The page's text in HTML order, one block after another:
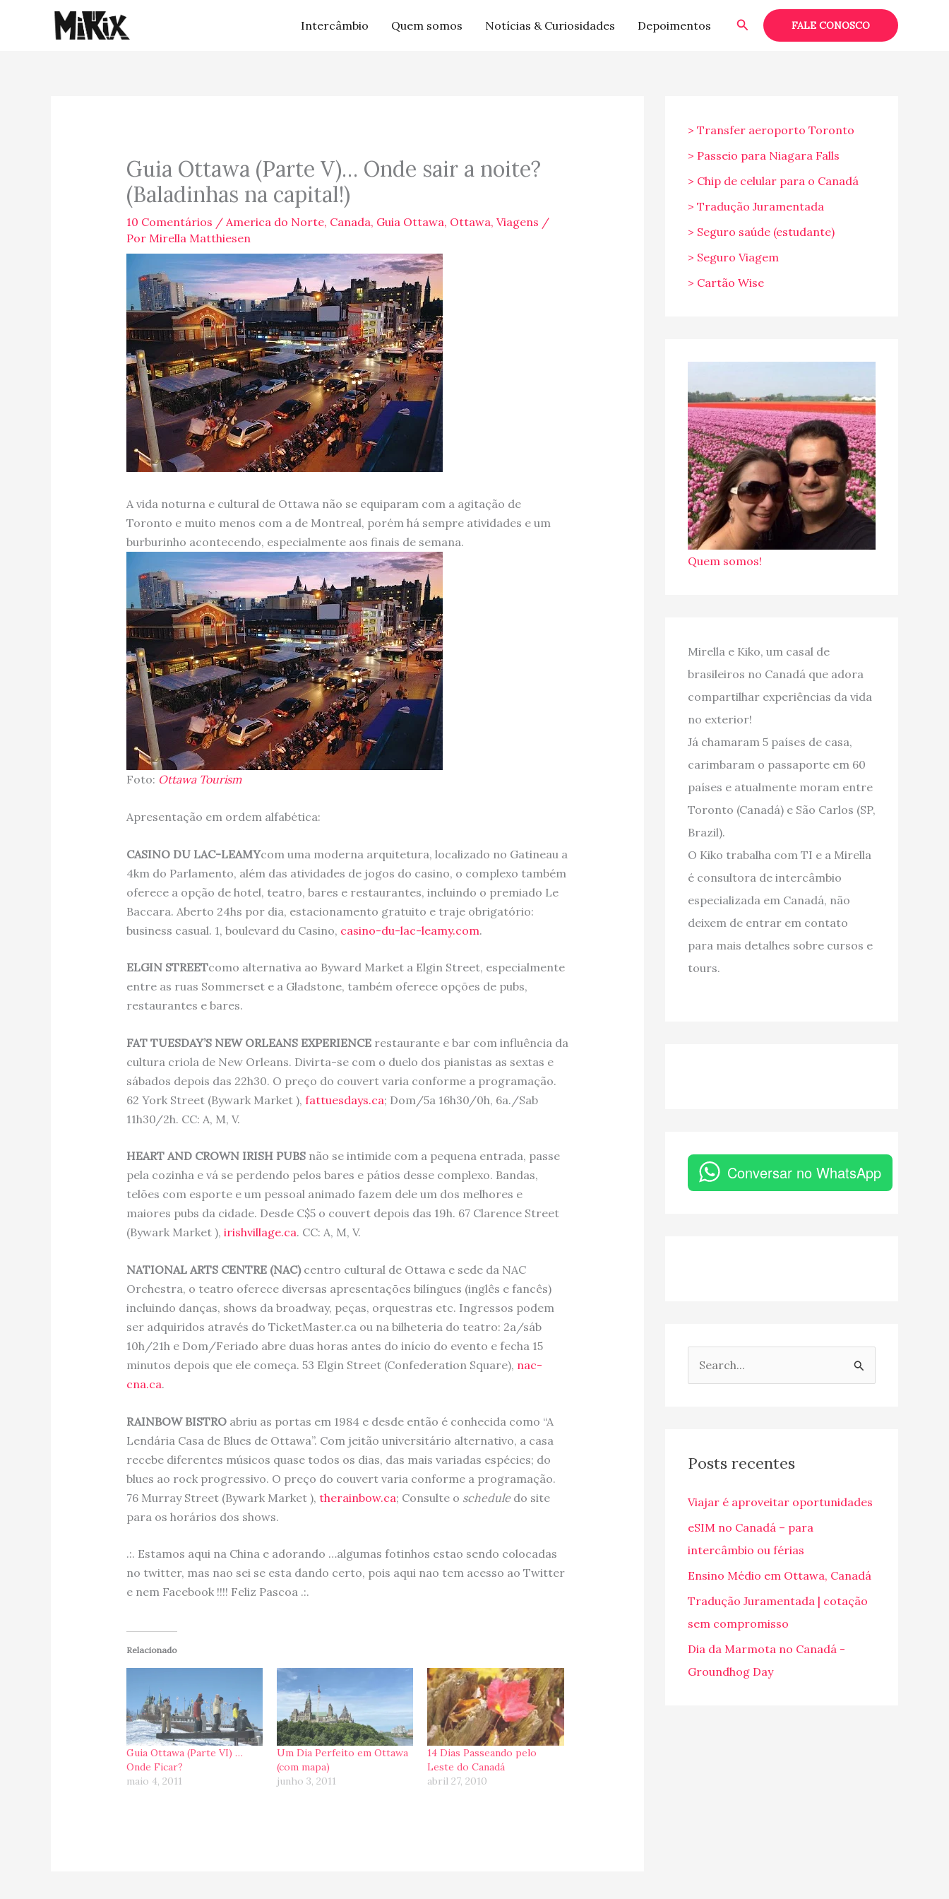
Intercâmbio Quem somos Notícias & Curiosidades Depoimentos PesquisarFALE CONOSCO
Guia Ottawa (Parte V)… Onde sair a noite?
(Baladinhas na capital!)
10 Comentários / America do Norte, Canada, Guia Ottawa, Ottawa, Viagens /
Por Mirella Matthiesen
A vida noturna e cultural de Ottawa não se equiparam com a agitação de
Toronto e muito menos com a de Montreal, porém há sempre atividades e um
burburinho acontecendo, especialmente aos finais de semana.
Foto: Ottawa Tourism
Apresentação em ordem alfabética:
CASINO DU LAC-LEAMYcom uma moderna arquitetura, localizado no Gatineau a
4km do Parlamento, além das atividades de jogos do casino, o complexo também
oferece a opção de hotel, teatro, bares e restaurantes, incluindo o premiado Le
Baccara. Aberto 24hs por dia, estacionamento gratuito e traje obrigatório:
business casual. 1, boulevard du Casino, casino-du-lac-leamy.com.
ELGIN STREETcomo alternativa ao Byward Market a Elgin Street, especialmente
entre as ruas Sommerset e a Gladstone, também oferece opções de pubs,
restaurantes e bares.
FAT TUESDAY’S NEW ORLEANS EXPERIENCErestaurante e bar com influência da
cultura criola de New Orleans. Divirta-se com o duelo dos pianistas as sextas e
sábados depois das 22h30. O preço do couvert varia conforme a programação.
62 York Street (Bywark Market ), fattuesdays.ca; Dom/5a 16h30/0h, 6a./Sab
11h30/2h. CC: A, M, V.
HEART AND CROWN IRISH PUBS não se intimide com a pequena entrada, passe
pela cozinha e vá se perdendo pelos bares e pátios desse complexo. Bandas,
telões com esporte e um pessoal animado fazem dele um dos melhores e
maiores pubs da cidade. Desde C$5 o couvert depois das 19h. 67 Clarence Street
(Bywark Market ), irishvillage.ca. CC: A, M, V.
NATIONAL ARTS CENTRE (NAC) centro cultural de Ottawa e sede da NAC
Orchestra, o teatro oferece diversas apresentações bilíngues (inglês e fancês)
incluindo danças, shows da broadway, peças, orquestras etc. Ingressos podem
ser adquiridos através do TicketMaster.ca ou na bilheteria do teatro: 2a/sáb
10h/21h e Dom/Feriado abre duas horas antes do início do evento e fecha 15
minutos depois que ele começa. 53 Elgin Street (Confederation Square), nac-
cna.ca.
RAINBOW BISTRO abriu as portas em 1984 e desde então é conhecida como “A
Lendária Casa de Blues de Ottawa”. Com jeitão universitário alternativo, a casa
recebe diferentes músicos quase todos os dias, das mais variadas espécies; do
blues ao rock progressivo. O preço do couvert varia conforme a programação.
76 Murray Street (Bywark Market ), therainbow.ca; Consulte o scheduledo site
para os horários dos shows.
.:. Estamos aqui na China e adorando …algumas fotinhos estao sendo colocadas
no twitter, mas nao sei se esta dando certo, pois aqui nao tem acesso ao Twitter
e nem Facebook !!!! Feliz Pascoa .:.
Relacionado
Guia Ottawa (Parte VI) …
Onde Ficar?
maio 4, 2011
Um Dia Perfeito em Ottawa
(com mapa)
junho 3, 2011
14 Dias Passeando pelo
Leste do Canadá
abril 27, 2010
> Transfer aeroporto Toronto
> Passeio para Niagara Falls
> Chip de celular para o Canadá
> Tradução Juramentada
> Seguro saúde (estudante)
> Seguro Viagem
> Cartão Wise
Quem somos!
Mirella e Kiko, um casal de
brasileiros no Canadá que adora
compartilhar experiências da vida
no exterior!
Já chamaram 5 países de casa,
carimbaram o passaporte em 60
países e atualmente moram entre
Toronto (Canadá) e São Carlos (SP,
Brazil).
O Kiko trabalha com TI e a Mirella
é consultora de intercâmbio
especializada em Canadá, não
deixem de entrar em contato
para mais detalhes sobre cursos e
tours.
Conversar no WhatsApp
u
s
a
r
p
o
Posts recentes
Viajar é aproveitar oportunidades
eSIM no Canadá – para
intercâmbio ou férias
Ensino Médio em Ottawa, Canadá
Tradução Juramentada | cotação
sem compromisso
Dia da Marmota no Canadá -
Groundhog Day